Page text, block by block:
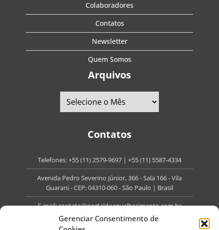
Gerenciar Consentimento de
Colaboradores
Contatos
Newsletter
Quem Somos
Arquivos
Contatos
Telefones:+55 (11) 2579-9697 | +55 (11) 5587-4334
Avenida Pedro Severino Júnior, 366 - Sala 166 - Vila
Guarani - CEP: 04310-060 - São Paulo | Brasil
E-mail:contato@portaldoenvelhecimento.com.br
Website:portaldoenvelhecimento.com.br